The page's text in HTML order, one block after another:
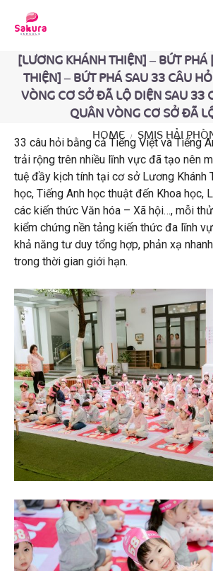
[LƯƠNG KHÁNH THIỆN] – BỨT PHÁ
THIỆN] – BỨT PHÁ SAU 33 CÂU
VÒNG CƠ SỞ ĐÃ LỘ DIỆN SAU 33
QUÂN VÒNG CƠ SỞ ĐÃ
HOME SMIS HẢI
33 câu hỏi bằng cả Tiếng Việt và Tiếng
trải rộng trên nhiều lĩnh vực đã tạo nên
tuệ đầy kịch tính tại cơ sở Lương Khánh
học, Tiếng Anh học thuật đến Khoa học,
các kiến thức Văn hóa – Xã hội…, mỗi
kiểm chứng nền tảng kiến thức đa lĩnh
khả năng tư duy tổng hợp, phản xạ
trong thời gian giới hạn.